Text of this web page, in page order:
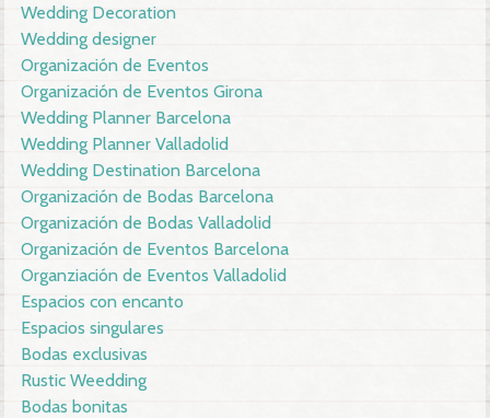
Wedding Decoration
Wedding designer
Organización de Eventos
Organización de Eventos Girona
Wedding Planner Barcelona
Wedding Planner Valladolid
Wedding Destination Barcelona
Organización de Bodas Barcelona
Organización de Bodas Valladolid
Organización de Eventos Barcelona
Organziación de Eventos Valladolid
Espacios con encanto
Espacios singulares
Bodas exclusivas
Rustic Weedding
Bodas bonitas